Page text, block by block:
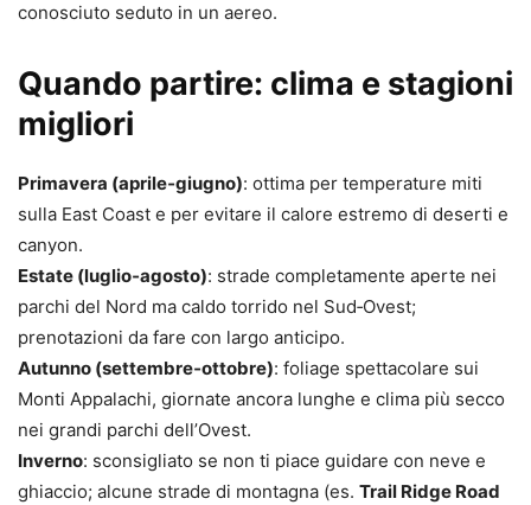
conosciuto seduto in un aereo.
Quando partire: clima e stagioni
migliori
Primavera (aprile‑giugno): ottima per temperature miti
sulla East Coast e per evitare il calore estremo di deserti e
canyon.
Estate (luglio‑agosto): strade completamente aperte nei
parchi del Nord ma caldo torrido nel Sud‑Ovest;
prenotazioni da fare con largo anticipo.
Autunno (settembre‑ottobre): foliage spettacolare sui
Monti Appalachi, giornate ancora lunghe e clima più secco
nei grandi parchi dell’Ovest.
Inverno: sconsigliato se non ti piace guidare con neve e
ghiaccio; alcune strade di montagna (es. Trail Ridge Road